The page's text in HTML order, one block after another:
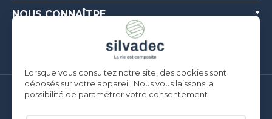
NOUS CONNAÎTRE
Silvadec France
Lorsque vous consultez notre site, des cookies sont
déposés sur votre appareil. Nous vous laissons la
possibilité de paramétrer votre consentement.